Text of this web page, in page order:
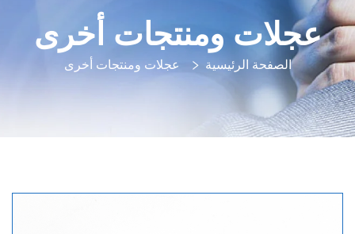
عجلات ومنتجات أخرى
الصفحة الرئيسية عجلات ومنتجات أخرى